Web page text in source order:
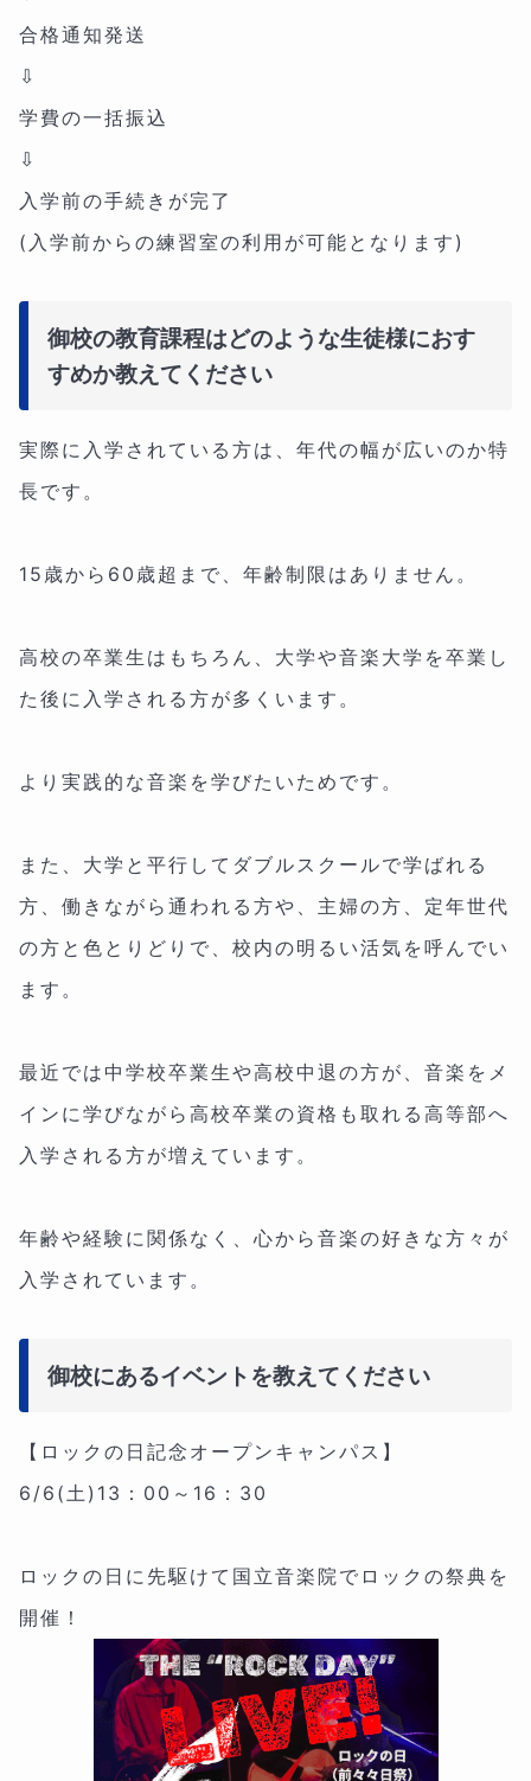
合格通知発送
⇩
学費の一括振込
⇩
入学前の手続きが完了
(入学前からの練習室の利用が可能となります)
御校の教育課程はどのような生徒様におす
すめか教えてください
実際に入学されている方は、年代の幅が広いのか特
長です。
15歳から60歳超まで、年齢制限はありません。
高校の卒業生はもちろん、大学や音楽大学を卒業し
た後に入学される方が多くいます。
より実践的な音楽を学びたいためです。
また、大学と平行してダブルスクールで学ばれる
方、働きながら通われる方や、主婦の方、定年世代
の方と色とりどりで、校内の明るい活気を呼んでい
ます。
最近では中学校卒業生や高校中退の方が、音楽をメ
インに学びながら高校卒業の資格も取れる高等部へ
入学される方が増えています。
年齢や経験に関係なく、心から音楽の好きな方々が
入学されています。
御校にあるイベントを教えてください
【ロックの日記念オープンキャンパス】
6/6(土)13：00～16：30
ロックの日に先駆けて国立音楽院でロックの祭典を
開催！